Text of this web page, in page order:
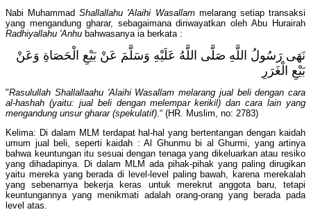
Nabi MuhammadShallallahu 'Alaihi Wasallammelarang setiap transaksi
yang mengandung gharar, sebagaimana diriwayatkan oleh Abu Hurairah
Radhiyallahu 'Anhu bahwasanya ia berkata :
نَهَى رَسُولُ اللَّهِ صَلَّى اللَّهُ عَلَيْهِ وَسَلَّمَ عَنْ بَيْعِ الْحَصَاةِ وَعَنْ
بَيْعِ الْغَرَرِ
"Rasulullah Shallallaahu 'Alaihi Wasallam melarang jual beli dengan cara
al-hashah (yaitu: jual beli dengan melempar kerikil) dan cara lain yang
mengandung unsur gharar (spekulatif).“ (HR. Muslim, no: 2783)
Kelima: Di dalam MLM terdapat hal-hal yang bertentangan dengan kaidah
umum jual beli, seperti kaidah : Al Ghunmu bi al Ghurmi, yang artinya
bahwa keuntungan itu sesuai dengan tenaga yang dikeluarkan atau resiko
yang dihadapinya. Di dalam MLM ada pihak-pihak yang paling dirugikan
yaitu mereka yang berada di level-level paling bawah, karena merekalah
yang sebenarnya bekerja keras untuk merekrut anggota baru, tetapi
keuntungannya yang menikmati adalah orang-orang yang berada pada
level atas.